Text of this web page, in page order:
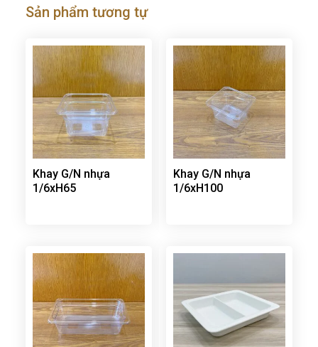
Sản phẩm tương tự
Khay G/N nhựa
1/6xH65
Khay G/N nhựa
1/6xH100